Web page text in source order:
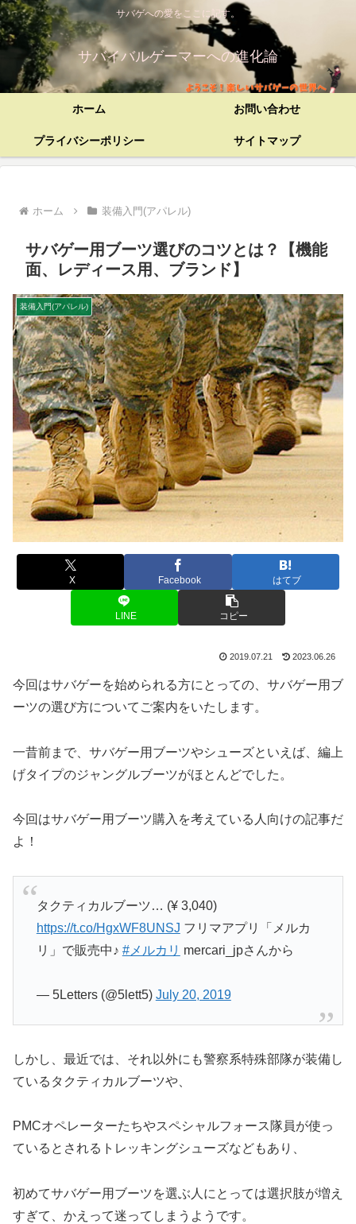
サバゲへの愛をここに記す。
サバイバルゲーマーへの進化論
ホーム お問い合わせ
プライバシーポリシー サイトマップ
ホーム 装備入門(アパレル)
サバゲー用ブーツ選びのコツとは？【機能
面、レディース用、ブランド】
装備入門(アパレル)
X Facebook はてブ
LINE コピー
2019.07.21 2023.06.26
今回はサバゲーを始められる方にとっての、サバゲー用ブ
ーツの選び方についてご案内をいたします。
一昔前まで、サバゲー用ブーツやシューズといえば、編上
げタイプのジャングルブーツがほとんどでした。
今回はサバゲー用ブーツ購入を考えている人向けの記事だ
よ！
タクティカルブーツ… (¥ 3,040)
https://t.co/HgxWF8UNSJ フリマアプリ「メルカ
リ」で販売中♪ #メルカリ mercari_jpさんから
— 5Letters (@5lett5) July 20, 2019
しかし、最近では、それ以外にも警察系特殊部隊が装備し
ているタクティカルブーツや、
PMCオペレーターたちやスペシャルフォース隊員が使っ
ているとされるトレッキングシューズなどもあり、
初めてサバゲー用ブーツを選ぶ人にとっては選択肢が増え
すぎて、かえって迷ってしまうようです。